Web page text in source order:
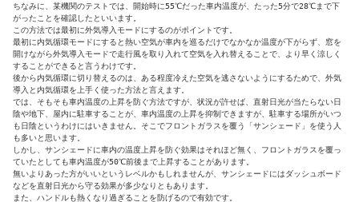
ちなみに、某機関のテストでは、開始時に55℃だった車内温度が、たった5分で28℃まで下
がったことを確認したといいます。
この方法では最初に外気導入モードにするのがポイントです。
最初に内気循環モードにすると熱い空気が車内を巡るだけでなかなか温度が下がらず、窓を
開けながら外気導入モードで走行風を取り入れて空気を入れ替えることで、より早く涼しく
することができると言うわけです。
後から内気循環に切り替えるのは、ある程度冷えた空気を逃さないようにするためで、外気
導入と内気循環を上手く使った方法と言えます。
では、そもそも車内温度の上昇を防ぐ方法ですが、状況が許せば、直射日光が当たらない日
陰や地下、屋内に駐車することが、車内温度の上昇を抑制できますが、駐車する場所がいつ
も日陰というわけにはいきません。そこでフロントガラスを覆う「サンシェード」を使う人
も多いと思います。
しかし、サンシェードに車内の温度上昇を防ぐ効果はそれほど無く、フロントガラスを覆っ
ていたとしても車内温度が50℃前後まで上昇することがあります。
無いよりあった方がいいというレベルかもしれませんが、サンシェードにはダッシュボード
などを直射日光から守る効果が多少なりともあります。
また、ハンドルも熱くなり過ぎることを防げるので有効です。